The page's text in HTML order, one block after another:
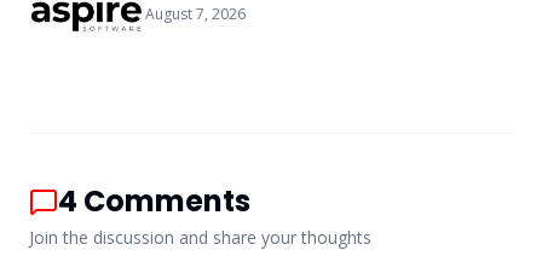
August 7, 2026
4 Comments
Join the discussion and share your thoughts